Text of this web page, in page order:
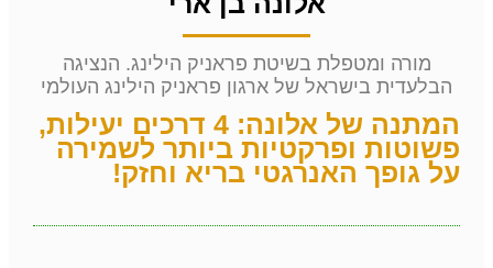
מורה ומטפלת בשיטת פראניק הילינג. הנציגה
הבלעדית בישראל של ארגון פראניק הילינג העולמי
המתנה של אלונה: 4 דרכים יעילות,
פשוטות ופרקטיות ביותר לשמירה
על גופך האנרגטי בריא וחזק!